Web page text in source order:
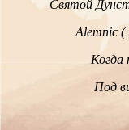
Святой
Alemnic (
Под